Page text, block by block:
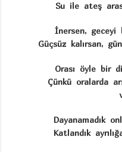
Su ile ateş
İnersen, geceyi
Güçsüz kalırsan,
Orası öyle bir
Çünkü oralarda
Dayanamadık
Katlandık